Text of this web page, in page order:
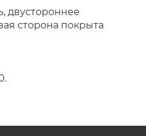
двустороннее
сторона покрыта